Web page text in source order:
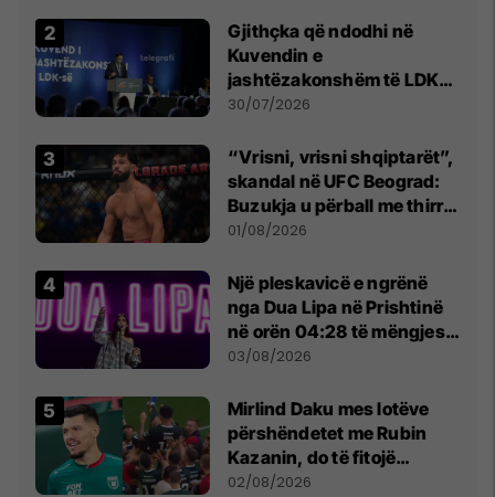
Gjithçka që ndodhi në
Kuvendin e
jashtëzakonshëm të LDK-
së
30/07/2026
“Vrisni, vrisni shqiptarët”,
skandal në UFC Beograd:
Buzukja u përball me thirrje
anti-shqiptare nga
01/08/2026
Një pleskavicë e ngrënë
nga Dua Lipa në Prishtinë
në orën 04:28 të mëngjesit
- dhe bota digjitale serbe
03/08/2026
Mirlind Daku mes lotëve
përshëndetet me Rubin
Kazanin, do të fitojë
miliona te Spartak Moska
02/08/2026